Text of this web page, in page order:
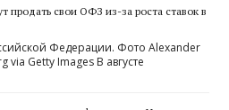
продать свои ОФЗ из-за роста ставок в
Федерации. Фото Alexander
via Getty Images В августе